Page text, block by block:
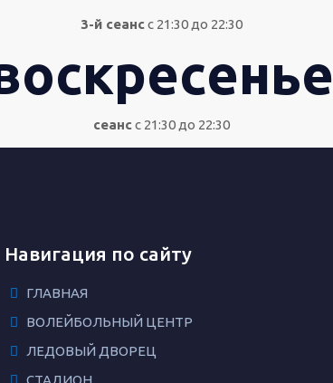
3-й сеансс 21:30 до 22:30
сеансс 21:30 до 22:30
Навигация по сайту
ГЛАВНАЯ
ВОЛЕЙБОЛЬНЫЙ ЦЕНТР
ЛЕДОВЫЙ ДВОРЕЦ
СТАДИОН